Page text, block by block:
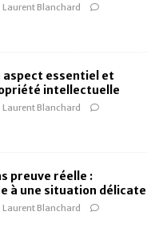
Laurent Blanchard
aspect essentiel et
intellectuelle
Laurent Blanchard
preuve réelle :
à une situation délicate
Laurent Blanchard